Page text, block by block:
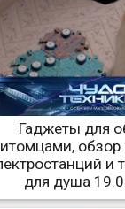
Гаджеты для
обзор
и
для душа